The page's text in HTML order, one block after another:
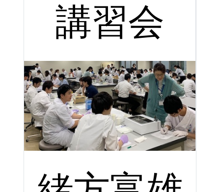
講習会